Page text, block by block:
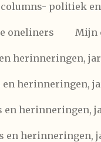
columns- politiek
oneliners Mijn
herinneringen,
herinneringen,
en herinneringen,
en herinneringen,